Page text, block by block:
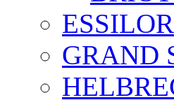
ESSILOR
GRAND